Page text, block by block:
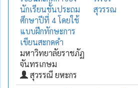
นักเรียนชั้นประถม
ศึกษาปีที่ 4 โดยใช้
แบบฝีกทักษะการ
เขียนสะกดคำ
มหาวิทยาลัยราชภัฏ
จันทรเกษม
สุวรรณี ยหะกร
สุวรรณ